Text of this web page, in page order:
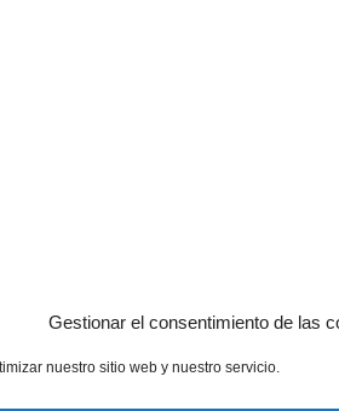
Gestionar el consentimiento de las
nuestro sitio web y nuestro servicio.